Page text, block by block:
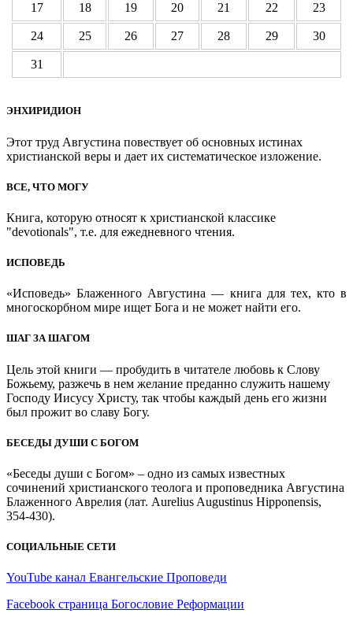
17 18 19 20 21 22 23
24 25 26 27 28 29 30
31
ЭНХИРИДИОН
Этот труд Августина повествует об основных истинах
христианской веры и дает их систематическое изложение.
ВСЕ, ЧТО МОГУ
Книга, которую относят к христианской классике
"devotionals", т.е. для ежедневного чтения.
ИСПОВЕДЬ
«Исповедь» Блаженного Августина — книга для тех, кто в
многоскорбном мире ищет Бога и не может найти его.
ШАГ ЗА ШАГОМ
Цель этой книги — пробудить в читателе любовь к Слову
Божьему, разжечь в нем желание преданно служить нашему
Господу Иисусу Христу, так чтобы каждый день его жизни
был прожит во славу Богу.
БЕСЕДЫ ДУШИ С БОГОМ
«Беседы души с Богом» – одно из самых известных
сочинений христианского теолога и проповедника Августина
Блаженного Аврелия (лат. Aurelius Augustinus Hipponensis,
354-430).
СОЦИАЛЬНЫЕ СЕТИ
YouTube канал Евангельские Проповеди
Facebook страница Богословие Реформации